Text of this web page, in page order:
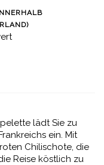
lädt Sie zu
ein. Mit
Chilischote, die
Reise köstlich zu